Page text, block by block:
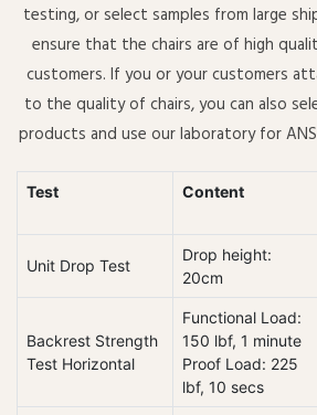
testing, or select samples from large
ensure that the chairs are of high
customers. If you or your customers
to the quality of chairs, you can also
products and use our laboratory for
Test Content
Unit Drop Test
Drop height:
20cm
Backrest Strength
Test Horizontal
Functional Load:
150 lbf, 1 minute
Proof Load: 225
lbf, 10 secs